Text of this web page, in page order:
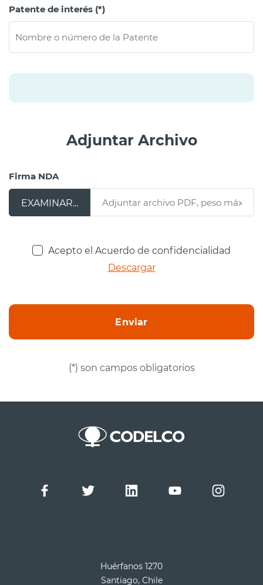
Patente de interés (*)
Adjuntar Archivo
Firma NDA
Acepto el Acuerdo de confidencialidad
Descargar
Enviar
(*) son campos obligatorios
Huérfanos 1270
Santiago, Chile